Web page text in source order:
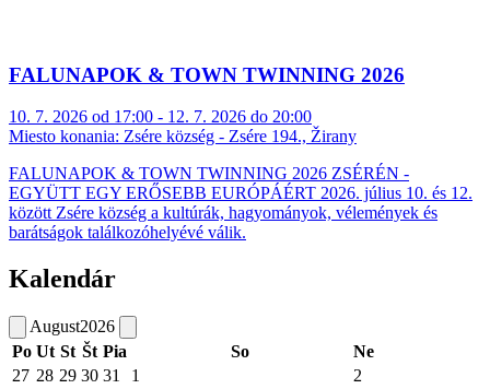
FALUNAPOK & TOWN TWINNING 2026
10. 7. 2026 od 17:00 - 12. 7. 2026 do 20:00
Miesto konania: Zsére község - Zsére 194., Žirany
FALUNAPOK & TOWN TWINNING 2026 ZSÉRÉN -
EGYÜTT EGY ERŐSEBB EURÓPÁÉRT 2026. július 10. és 12.
között Zsére község a kultúrák, hagyományok, vélemények és
barátságok találkozóhelyévé válik.
Kalendár
August2026
Po Ut St Št Pia So
Ne
27 28 29 30 31 1 2